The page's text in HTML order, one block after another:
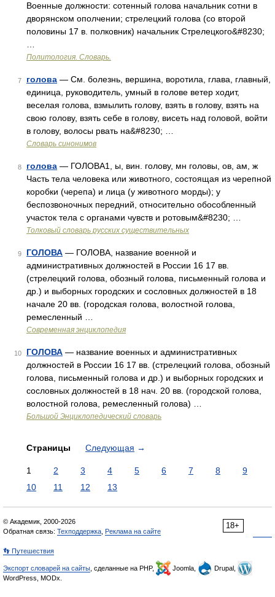
Военные должности: сотенный голова начальник сотни в
дворянском ополчении; стрелецкий голова (со второй
половины 17 в. полковник) начальник Стрелецкого&#8230;
Политология. Словарь.
7 голова — См. болезнь, вершина, воротила, глава, главный,
единица, руководитель, умный в голове ветер ходит,
веселая голова, взмылить голову, взять в голову, взять на
свою голову, взять себе в голову, висеть над головой, войти
в голову, волосы рвать на&#8230; …
Словарь синонимов
8 голова — ГОЛОВА1, ы, вин. голову, мн головы, ов, ам, ж
Часть тела человека или животного, состоящая из черепной
коробки (черепа) и лица (у животного морды); у
беспозвоночных передний, относительно обособленный
участок тела с органами чувств и ротовым&#8230; …
Толковый словарь русских существительных
9 ГОЛОВА — ГОЛОВА, название военной и
административных должностей в России 16 17 вв.
(стрелецкий голова, обозный голова, письменный голова и
др.) и выборных городских и сословных должностей в 18
начале 20 вв. (городская голова, волостной голова,
ремесленный …
Современная энциклопедия
10 ГОЛОВА — название военных и административных
должностей в России 16 17 вв. (стрелецкий голова, обозный
голова, письменный голова и др.) и выборных городских и
сословных должностей в 18 нач. 20 вв. (городской голова,
волостной голова, ремесленный голова) …
Большой Энциклопедический словарь
Страницы Следующая →
1 2 3 4 5 6 7 8
9
10
11 12 13
18+
© Академик, 2000-2026
Обратная связь: Техподдержка Реклама на сайте
👣 Путешествия
Экспорт словарей на сайты , сделанные на PHP, Joomla,
Drupal,
WordPress, MODx.